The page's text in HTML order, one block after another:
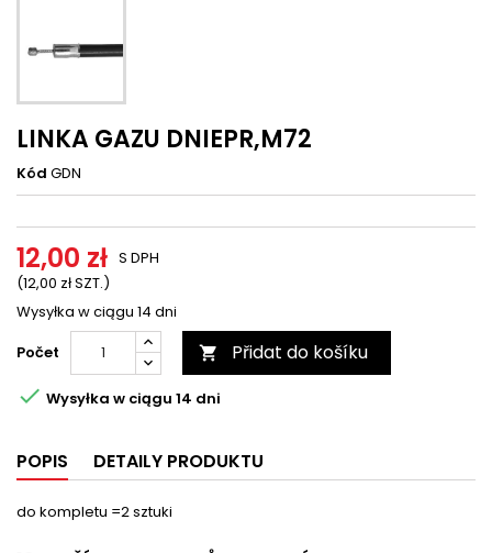
LINKA GAZU DNIEPR,M72
Kód GDN
12,00 zł
(12,00 zł SZT.)
S DPH
Wysyłka w ciągu 14 dni
Počet
 Přidat do košíku
 Wysyłka w ciągu 14 dni
POPIS DETAILY PRODUKTU
do kompletu =2 sztuki